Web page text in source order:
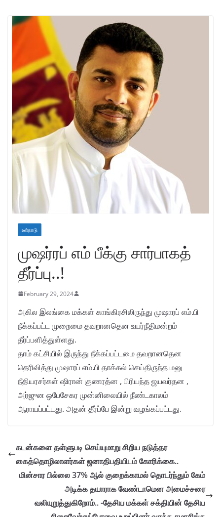
உள்நாடு
முஷர்ரப் எம் பீக்கு சார்பாகத்
தீர்ப்பு..!
February 29, 2024
அகில இலங்கை மக்கள் காங்கிரசிலிருந்து முஷாரப் எம்.பி
நீக்கப்பட்ட முறைமை தவறானதென உயர்நீதிமன்றம்
தீர்ப்பளித்துள்ளது.
தாம் கட்சியில் இருந்து நீக்கப்பட்டமை தவறானதென
தெரிவித்து முஷாரப் எம்.பி தாக்கல் செய்திருந்த மனு
நீதியரசர்கள் ஷிரான் குணரத்ன , பிரியந்த ஜயவர்தன ,
அர்ஜுன ஒபேசேகர முன்னிலையில் நீண்டகாலம்
ஆராயப்பட்டது. அதன் தீர்ப்பே இன்று வழங்கப்பட்டது.
கடன்களை தள்ளுபடி செய்யுமாறு சிறிய நடுத்தர
கைத்தொழிலாளர்கள் ஜனாதிபதியிடம் கோரிக்கை..
மின்சார பில்லை 37% ஆல் குறைக்காமல் தொடர்ந்தும் கேம்
அடிக்க தயாராக வேண்டாமென அமைச்சரை
வலியுறுத்துகிறோம்.. -தேசிய மக்கள் சக்தியின் தேசிய